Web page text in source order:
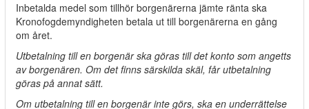
Inbetalda medel som tillhör borgenärerna jämte ränta ska
Kronofogdemyndigheten betala ut till borgenärerna en gång
om året.
Utbetalning till en borgenär ska göras till det konto som angetts
av borgenären. Om det finns särskilda skäl, får utbetalning
göras på annat sätt.
Om utbetalning till en borgenär inte görs, ska en underrättelse